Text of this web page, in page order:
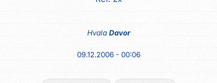
Hvala Davor
09.12.2006 - 00:06